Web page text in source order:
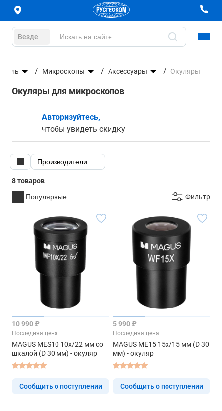
Везде
Микроскопы Аксессуары Окуляры
Окуляры для микроскопов
Авторизуйтесь,
чтобы увидеть скидку
Производители
8 товаров
Популярные
Фильтр
10 990 ₽
Последняя цена
MAGUS MES10 10х/22 мм со
шкалой (D 30 мм) - окуляр
Сообщить о поступлении
5 990 ₽
Последняя цена
MAGUS ME15 15х/15 мм (D 30
мм) - окуляр
Сообщить о поступлении